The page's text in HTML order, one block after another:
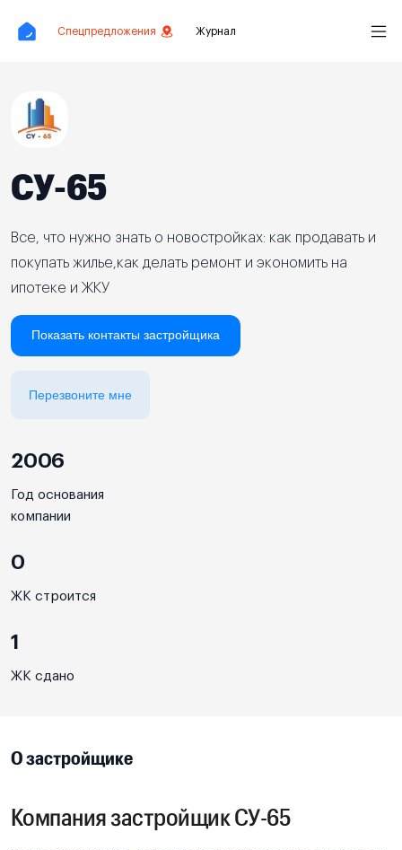
Спецпредложения Журнал
СУ-65
Все, что нужно знать о новостройках: как продавать и
покупать жилье,как делать ремонт и экономить на
ипотеке и ЖКУ
Показать контакты застройщика
Перезвоните мне
2006
Год основания
компании
0
ЖК строится
1
ЖК сдано
О застройщике
Компания застройщик СУ-65